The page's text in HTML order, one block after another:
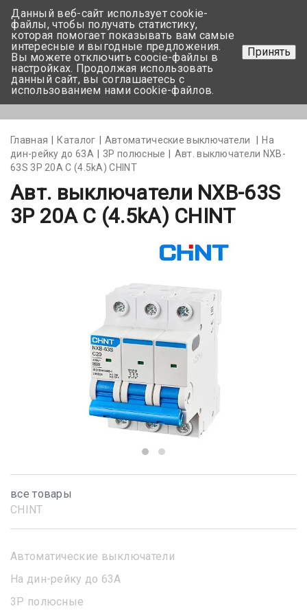
+375 17-350-99-56
+375 44-752-82-08
Задать вопрос
Главная Каталог Автоматические выключатели
На
дин-рейку до 63А
3Р полюсные
Авт. выключатели NXB-
63S 3P 20A С (4.5kA) CHINT
Авт. выключатели NXB-63S
3P 20A С (4.5kA) CHINT
все товары
CHINT
Автоматические выключатели
На дин-рейку до 63А
3Р полюсные
Данный веб-сайт использует cookie-
файлы, чтобы получать статистику,
которая помогает показывать вам самые
интересные и выгодные предложения.
Вы можете отключить coocie-файлы в
настройках. Продолжая использовать
данный сайт, вы соглашаетесь с
использованием нами cookie-файлов.
Принять